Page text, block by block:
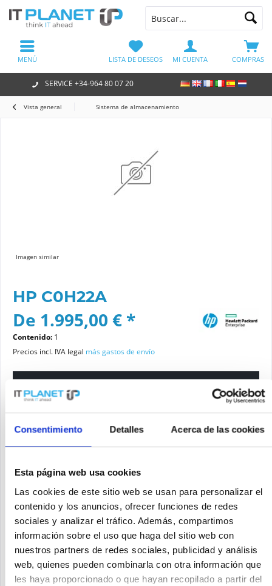
Consentimiento Detalles Acerca de las cookies
Esta página web usa cookies
Las cookies de este sitio web se usan para personalizar el
contenido y los anuncios, ofrecer funciones de redes
sociales y analizar el tráfico. Además, compartimos
información sobre el uso que haga del sitio web con
nuestros partners de redes sociales, publicidad y análisis
web, quienes pueden combinarla con otra información que
les haya proporcionado o que hayan recopilado a partir del
SERVICE +34-964 80 07 20
COMPRAS
LISTA DE DESEOS MI CUENTA
MENÚ
Vista general Sistema de almacenamiento
Imagen similar
HP C0H22A
De 1.995,00 € *
Contenido: 1
Precios incl. IVA legal más gastos de envío
Por favor elige una variante
Estado del artículo
nuevo reacondicionado
Añadir a la cesta de la compra
SOLICITE UN PRECIO
Recordar Solicitud de oferta de articulo
Fabricante No: C0H22A